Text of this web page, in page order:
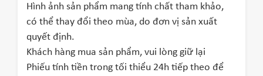
Hình ảnh sản phẩm mang tính chất tham khảo,
có thể thay đổi theo mùa, do đơn vị sản xuất
quyết định.
Khách hàng mua sản phẩm, vui lòng giữ lại
Phiếu tính tiền trong tối thiểu 24h tiếp theo để